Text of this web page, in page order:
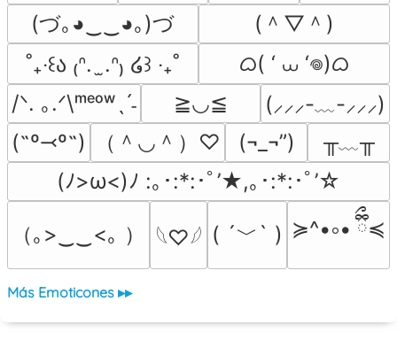
(づ｡◕‿‿◕｡)づ
(＾▽＾)
˚₊‧꒰ა ₍ᐢ.  ̫.ᐢ₎ ໒꒱ ‧₊˚
ᜊ( ‘ ⩊ ‘𖦹)ᜊ
/ᐠ. ｡.ᐟ\ᵐᵉᵒʷˎˊ˗
≧◡≦
(⸝⸝⸝-﹏-⸝⸝⸝)
(˶º⤙º˶)
（＾◡＾）♡ (¬_¬”)
╥﹏╥
(ﾉ>ω<)ﾉ :｡･:*:･ﾟ’★,｡･:*:･ﾟ’☆
（｡>‿‿<｡ ） 𓆩♡𓆪 ( ´﹀` ) ≽^•༚• ྀིྀ≼
Más Emoticones ▸▸